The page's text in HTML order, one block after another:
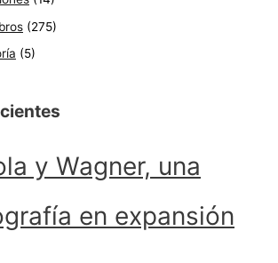
(275)
(5)
y Wagner, una
en expansión